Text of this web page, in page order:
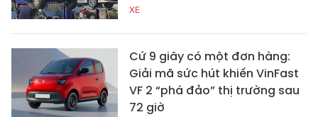
XE
Cứ 9 giây có một đơn hàng:
Giải mã sức hút khiến VinFast
VF 2 “phá đảo” thị trường sau
72 giờ